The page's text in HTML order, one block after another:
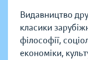
Видавництво
класики
філософії,
економіки,